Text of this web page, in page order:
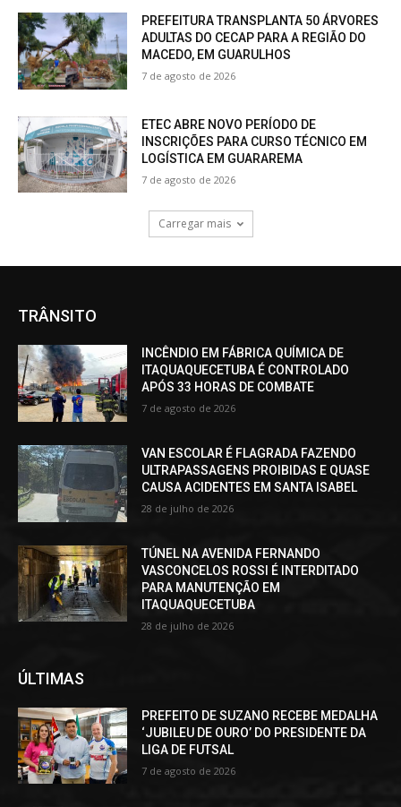
PREFEITURA TRANSPLANTA 50 ÁRVORES
ADULTAS DO CECAP PARA A REGIÃO DO
MACEDO, EM GUARULHOS
7 de agosto de 2026
ETEC ABRE NOVO PERÍODO DE
INSCRIÇÕES PARA CURSO TÉCNICO EM
LOGÍSTICA EM GUARAREMA
7 de agosto de 2026
Carregar mais
TRÂNSITO
INCÊNDIO EM FÁBRICA QUÍMICA DE
ITAQUAQUECETUBA É CONTROLADO
APÓS 33 HORAS DE COMBATE
7 de agosto de 2026
VAN ESCOLAR É FLAGRADA FAZENDO
ULTRAPASSAGENS PROIBIDAS E QUASE
CAUSA ACIDENTES EM SANTA ISABEL
28 de julho de 2026
TÚNEL NA AVENIDA FERNANDO
VASCONCELOS ROSSI É INTERDITADO
PARA MANUTENÇÃO EM
ITAQUAQUECETUBA
28 de julho de 2026
ÚLTIMAS
PREFEITO DE SUZANO RECEBE MEDALHA
‘JUBILEU DE OURO’ DO PRESIDENTE DA
LIGA DE FUTSAL
7 de agosto de 2026